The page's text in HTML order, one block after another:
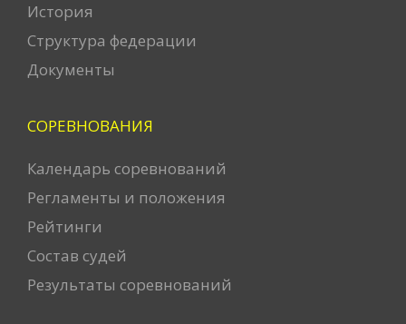
История
Структура федерации
Документы
СОРЕВНОВАНИЯ
Календарь соревнований
Регламенты и положения
Рейтинги
Состав судей
Результаты соревнований